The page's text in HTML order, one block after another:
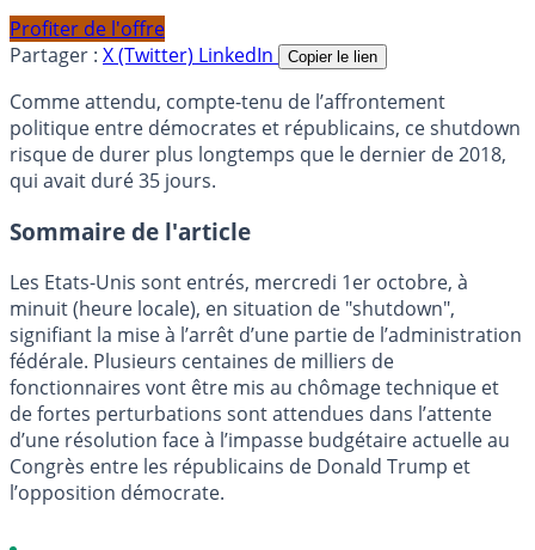
Profiter de l'offre
Partager : X (Twitter) LinkedIn Copier le lien
Comme attendu, compte-tenu de l’affrontement
politique entre démocrates et républicains, ce shutdown
risque de durer plus longtemps que le dernier de 2018,
qui avait duré 35 jours.
Sommaire de l'article
Les Etats-Unis sont entrés, mercredi 1er octobre, à
minuit (heure locale), en situation de "shutdown",
signifiant la mise à l’arrêt d’une partie de l’administration
fédérale. Plusieurs centaines de milliers de
fonctionnaires vont être mis au chômage technique et
de fortes perturbations sont attendues dans l’attente
d’une résolution face à l’impasse budgétaire actuelle au
Congrès entre les républicains de Donald Trump et
l’opposition démocrate.